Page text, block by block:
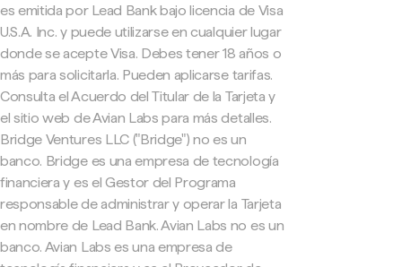
es emitida por Lead Bank bajo licencia de Visa
U.S.A. Inc. y puede utilizarse en cualquier lugar
donde se acepte Visa. Debes tener 18 años o
más para solicitarla. Pueden aplicarse tarifas.
Consulta el Acuerdo del Titular de la Tarjeta y
el sitio web de Avian Labs para más detalles.
Bridge Ventures LLC ("Bridge") no es un
banco. Bridge es una empresa de tecnología
financiera y es el Gestor del Programa
responsable de administrar y operar la Tarjeta
en nombre de Lead Bank. Avian Labs no es un
banco. Avian Labs es una empresa de